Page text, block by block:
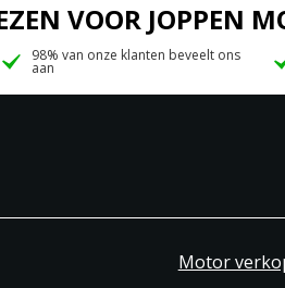
VOOR JOPPEN
98% van onze klanten beveelt ons
aan
Motor